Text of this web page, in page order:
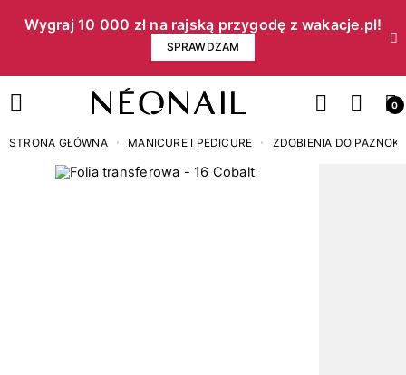
Wygraj 10 000 zł na rajską przygodę z wakacje.pl!​
SPRAWDZAM
0
STRONA GŁÓWNA MANICURE I PEDICURE ZDOBIENIA DO